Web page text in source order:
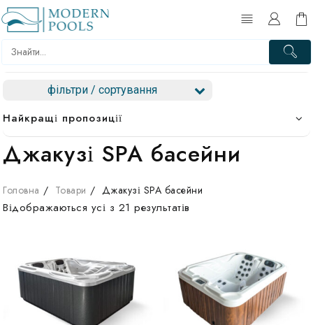
Перейти
до
вмісту
фільтри / сортування
Найкращі пропозиції
Джакузі SPA басейни
Головна Товари Джакузі SPA басейни
Відображаються усі з 21 результатів